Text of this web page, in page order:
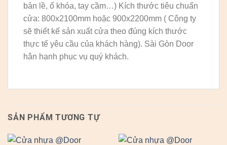
bản lề, ổ khóa, tay cầm…) Kích thước tiêu chuẩn
cửa: 800x2100mm hoặc 900x2200mm ( Công ty
sẽ thiết kế sản xuất cửa theo đúng kích thước
thực tế yêu cầu của khách hàng). Sài Gòn Door
hân hạnh phục vụ quý khách.
SẢN PHẨM TƯƠNG TỰ